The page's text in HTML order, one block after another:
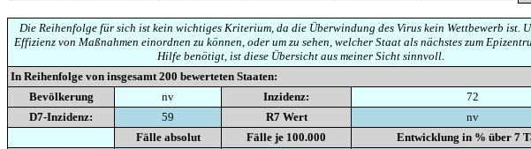
Die Reihenfolge für sich ist kein wichtiges Kriterium, da die Überwindung des Virus kein Wettbewerb ist.
Effizienz von Maßnahmen einordnen zu können, oder um zu sehen, welcher Staat als nächstes zum
Hilfe benötigt, ist diese Übersicht aus meiner Sicht sinnvoll.
In Reihenfolge von insgesamt 200 bewerteten Staaten:
Bevölkerung
nv Inzidenz:
72
D7-Inzidenz:
59 R7 Wert
nv
Fälle absolut
Fälle je 100.000
Entwicklung in % über 7